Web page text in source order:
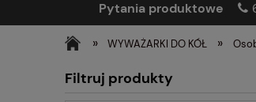
Pytania produktowe
» WYWAŻARKI DO KÓŁ »
Filtruj produkty